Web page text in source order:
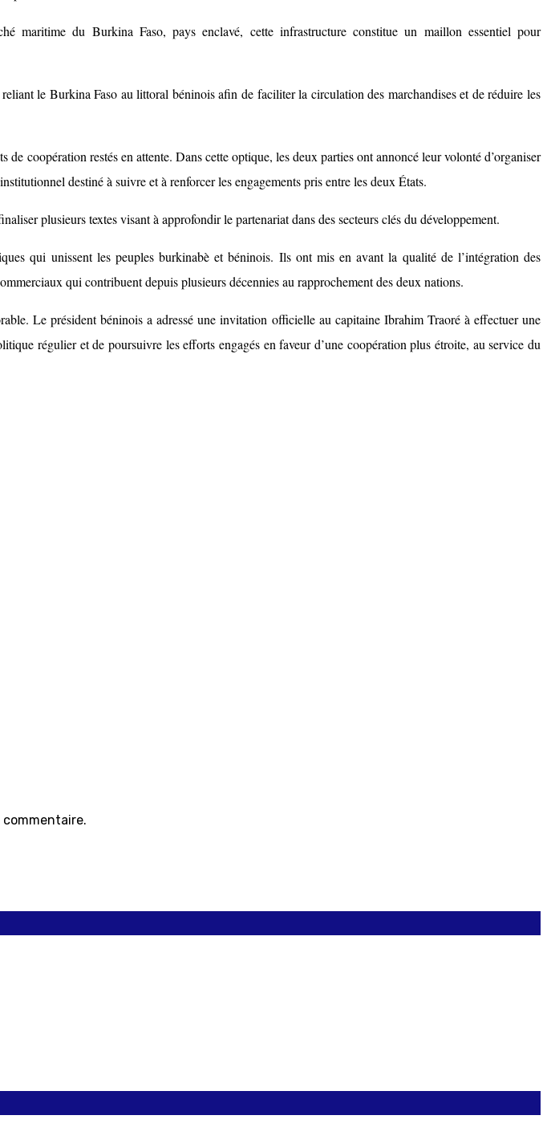
du Burkina Faso, pays enclavé, cette infrastructure constitue un maillon essentiel pour
le Burkina Faso au littoral béninois afin de faciliter la circulation des marchandises et de réduire les
coopération restés en attente. Dans cette optique, les deux parties ont annoncé leur volonté d’organiser
destiné à suivre et à renforcer les engagements pris entre les deux États.
plusieurs textes visant à approfondir le partenariat dans des secteurs clés du développement.
qui unissent les peuples burkinabè et béninois. Ils ont mis en avant la qualité de l’intégration des
qui contribuent depuis plusieurs décennies au rapprochement des deux nations.
Le président béninois a adressé une invitation officielle au capitaine Ibrahim Traoré à effectuer une
régulier et de poursuivre les efforts engagés en faveur d’une coopération plus étroite, au service du